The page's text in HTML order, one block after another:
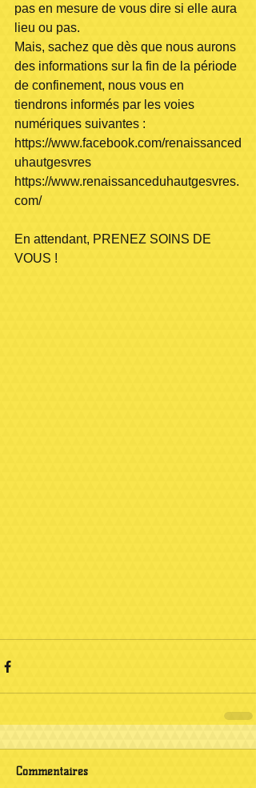
pas en mesure de vous dire si elle aura
lieu ou pas.
Mais, sachez que dès que nous aurons
des informations sur la fin de la période
de confinement, nous vous en
tiendrons informés par les voies
numériques suivantes :
https://www.facebook.com/renaissanced
uhautgesvres
https://www.renaissanceduhautgesvres.
com/
En attendant, PRENEZ SOINS DE
VOUS !
Commentaires